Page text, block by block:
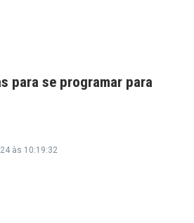
para se programar para
às 10:19:32